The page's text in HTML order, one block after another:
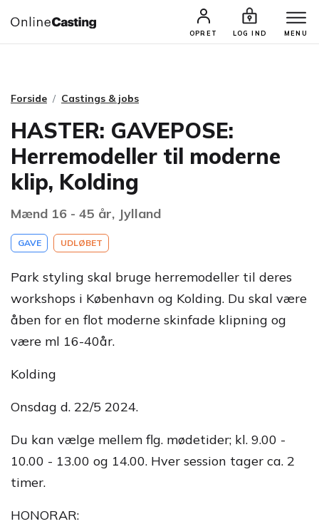
OPRET LOG IND MENU
CASTINGS & JOBS SØG PROFIL
Forside Castings & jobs
HASTER: GAVEPOSE:
Herremodeller til moderne
klip, Kolding
Mænd 16 - 45 år, Jylland
GAVE UDLØBET
Park styling skal bruge herremodeller til deres
workshops i København og Kolding. Du skal være
åben for en flot moderne skinfade klipning og
være ml 16-40år.
Kolding
Onsdag d. 22/5 2024.
Du kan vælge mellem flg. mødetider; kl. 9.00 -
10.00 - 13.00 og 14.00. Hver session tager ca. 2
timer.
HONORAR: